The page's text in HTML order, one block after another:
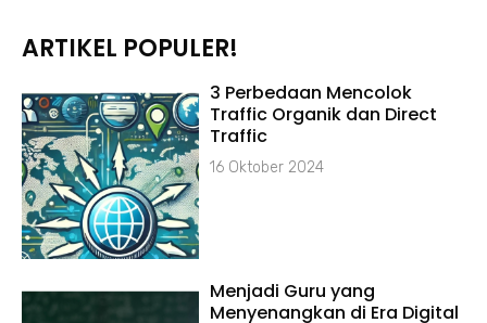
ARTIKEL POPULER!
3 Perbedaan Mencolok
Traffic Organik dan Direct
Traffic
16 Oktober 2024
Menjadi Guru yang
Menyenangkan di Era Digital